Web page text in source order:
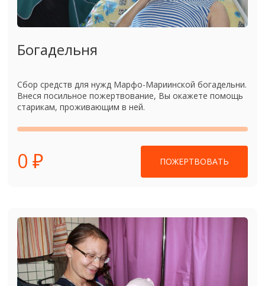
Богадельня
Сбор средств для нужд Марфо-Мариинской богадельни.
Внеся посильное пожертвование, Вы окажете помощь
старикам, проживающим в ней.
0 ₽ ПОЖЕРТВОВАТЬ